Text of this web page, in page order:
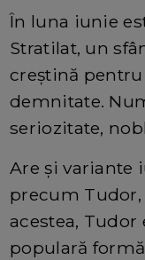
În luna iunie
Stratilat, un
creștină
demnitate.
seriozitate,
Are și variante
precum Tudor,
acestea,
populară